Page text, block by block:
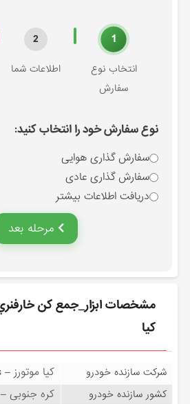
1
انتخاب نوع
سفارش
2
اطلاعات شما
نوع سفارش خود را انتخاب کنید:
سفارش گذاری هوایی
سفارش گذاری عادی
دریافت اطلاعات بیشتر
مرحله بعد
کیا
شرکت سازنده خودرو کیا موتورز – Kia Motors
کشور سازنده خودرو کره جنوبی – South Korea